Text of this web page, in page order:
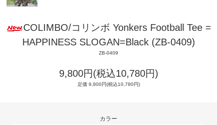
COLIMBO/コリンボ Yonkers Football Tee =
HAPPINESS SLOGAN=Black (ZB-0409)
ZB-0409
9,800円(税込10,780円)
定価 9,800円(税込10,780円)
カラー